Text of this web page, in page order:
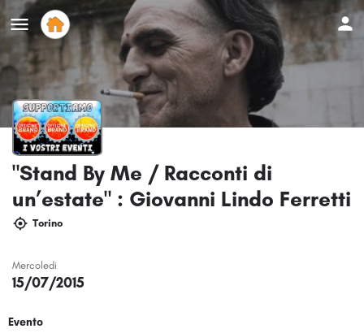
"Stand By Me / Racconti di
un’estate" : Giovanni Lindo Ferretti
Torino
Mercoledi
15/07/2015
Evento